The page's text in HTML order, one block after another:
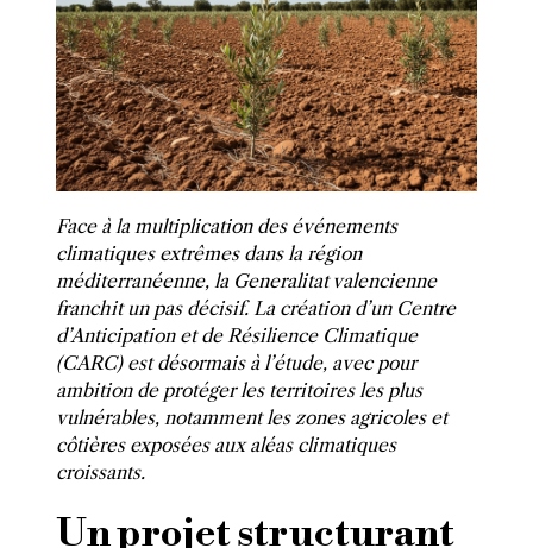
Face à la multiplication des événements
climatiques extrêmes dans la région
méditerranéenne, la Generalitat valencienne
franchit un pas décisif. La création d’un Centre
d’Anticipation et de Résilience Climatique
(CARC) est désormais à l’étude, avec pour
ambition de protéger les territoires les plus
vulnérables, notamment les zones agricoles et
côtières exposées aux aléas climatiques
croissants.
Un projet structurant